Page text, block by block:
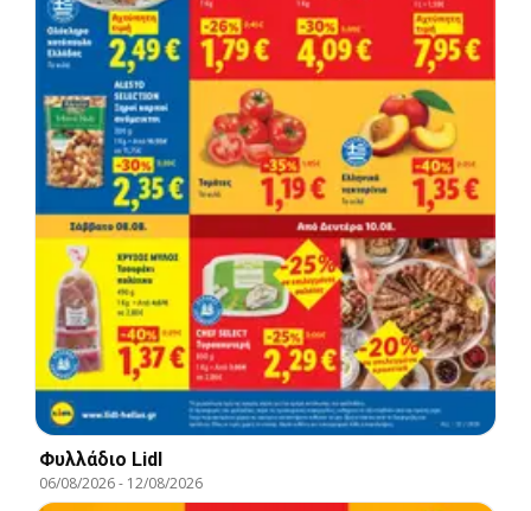
Φυλλάδιο Lidl
06/08/2026- 12/08/2026